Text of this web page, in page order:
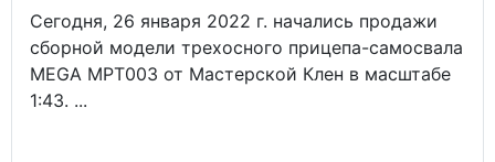
Сегодня, 26 января 2022 г. начались продажи
сборной модели трехосного прицепа-самосвала
MEGA MPT003 от Мастерской Клен в масштабе
1:43. ...